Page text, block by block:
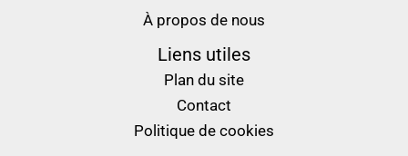
À propos de nous
Liens utiles
Plan du site
Contact
Politique de cookies